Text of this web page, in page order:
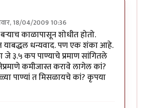
18/04/2009 10:36
काळापासून शोधीत होतो.
याबद्धल धन्यवाद. पण एक शंका आहे.
जे ३.५ कप पाण्याचे प्रमाण सांगितले
कमीजास्त करावे लागेल कां?
पाण्यां त मिसळायचे कां? कृपया